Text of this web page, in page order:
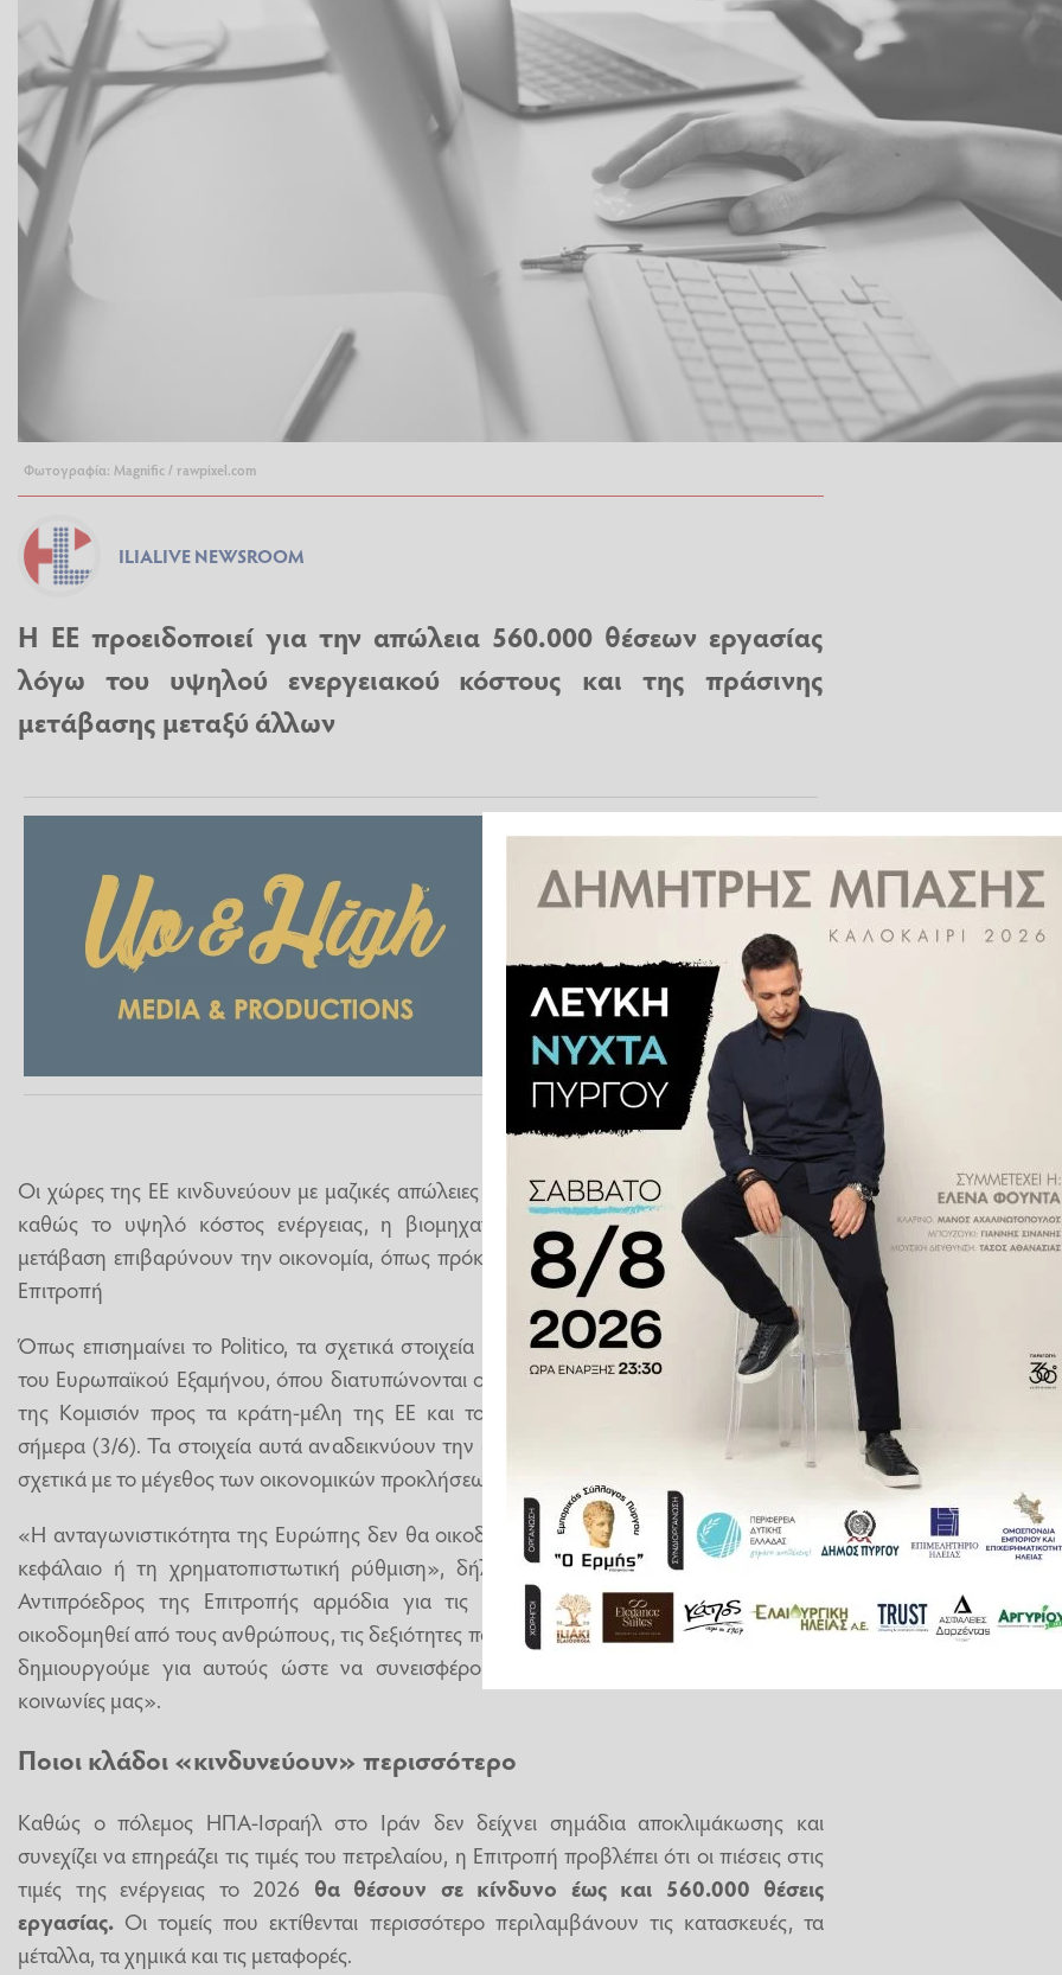
Φωτογραφία: Magnific / rawpixel.com
ILIALIVE NEWSROOM
Η ΕΕ προειδοποιεί για την απώλεια 560.000 θέσεων εργασίας
λόγω του υψηλού ενεργειακού κόστους και της πράσινης
μετάβασης μεταξύ άλλων
Οι χώρες της ΕΕ κινδυνεύουν με μαζικές απώλειες θέσεων εργασίας τα επόμενα χρόνια,
καθώς το υψηλό κόστος ενέργειας, η βιομηχανική αναδιάρθρωση και η πράσινη
μετάβαση επιβαρύνουν την οικονομία, όπως πρόκειται να προειδοποιήσει η Ευρωπαϊκή
Επιτροπή
Όπως επισημαίνει το Politico, τα σχετικά στοιχεία περιλαμβάνονται στο Εαρινό Πακέτο
του Ευρωπαϊκού Εξαμήνου, όπου διατυπώνονται οι οικονομικές και πολιτικές συστάσεις
της Κομισιόν προς τα κράτη-μέλη της ΕΕ και το οποίο αναμένεται να παρουσιαστεί
σήμερα (3/6). Τα στοιχεία αυτά αναδεικνύουν την αυξανόμενη ανησυχία στις Βρυξέλλες
σχετικά με το μέγεθος των οικονομικών προκλήσεων που αντιμετωπίζει το μπλοκ.
«Η ανταγωνιστικότητα της Ευρώπης δεν θα οικοδομηθεί μόνο από την τεχνολογία, το
κεφάλαιο ή τη χρηματοπιστωτική ρύθμιση», δήλωσε στο POLITICO η Εκτελεστική
Αντιπρόεδρος της Επιτροπής αρμόδια για τις Δεξιότητες, Ροξάνα Μινζάτου. «Θα
οικοδομηθεί από τους ανθρώπους, τις δεξιότητες που αναπτύσσουν και τις ευκαιρίες που
δημιουργούμε για αυτούς ώστε να συνεισφέρουν πλήρως στις οικονομίες και τις
κοινωνίες μας».
Ποιοι κλάδοι «κινδυνεύουν» περισσότερο
Καθώς ο πόλεμος ΗΠΑ-Ισραήλ στο Ιράν δεν δείχνει σημάδια αποκλιμάκωσης και
συνεχίζει να επηρεάζει τις τιμές του πετρελαίου, η Επιτροπή προβλέπει ότι οι πιέσεις στις
τιμές της ενέργειας το 2026 θα θέσουν σε κίνδυνο έως και 560.000 θέσεις
εργασίας. Οι τομείς που εκτίθενται περισσότερο περιλαμβάνουν τις κατασκευές, τα
μέταλλα, τα χημικά και τις μεταφορές.